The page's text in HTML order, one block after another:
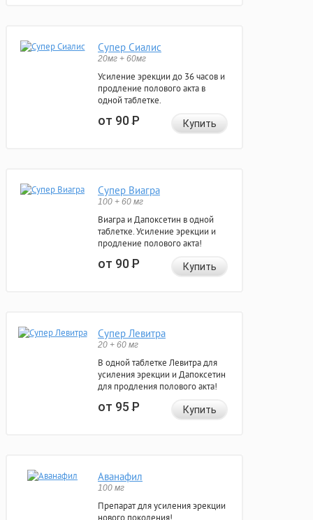
Супер Сиалис
20мг + 60мг
Усиление эрекции до 36 часов и
продление полового акта в
одной таблетке.
от 90Р Купить
Супер Виагра
100 + 60 мг
Виагра и Дапоксетин в одной
таблетке. Усиление эрекции и
продление полового акта!
от 90Р Купить
Супер Левитра
20 + 60 мг
В одной таблетке Левитра для
усиления эрекции и Дапоксетин
для продления полового акта!
от 95Р Купить
Аванафил
100 мг
Препарат для усиления эрекции